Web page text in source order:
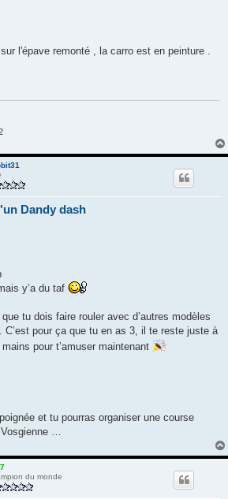
l'épave remonté , la carro est en peinture .
Dandy dash
y’a du taf
tu dois faire rouler avec d’autres modèles
C’est pour ça que tu en as 3, il te reste juste à
pour t’amuser maintenant
et tu pourras organiser une course
…
du monde